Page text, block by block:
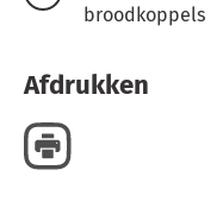
broodkoppels
Afdrukken